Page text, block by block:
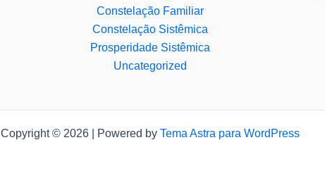
Constelação Familiar
Constelação Sistêmica
Prosperidade Sistêmica
Uncategorized
Copyright © 2026 | Powered by Tema Astra para WordPress